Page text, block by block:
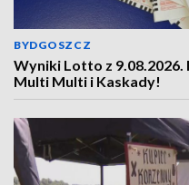
BYDGOSZCZ
Wyniki Lotto z
Multi Multi i Kaskady!